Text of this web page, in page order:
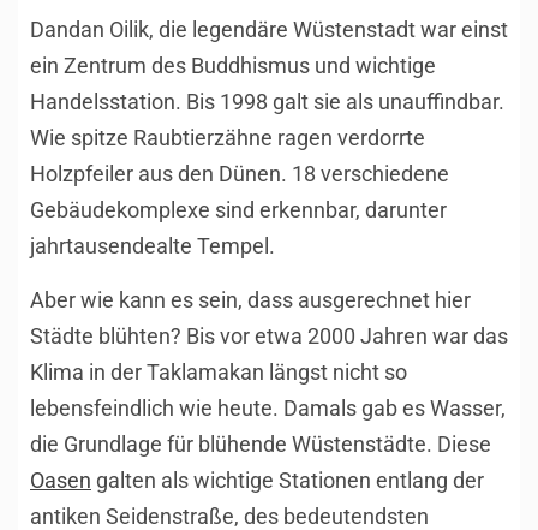
Dandan Oilik, die legendäre Wüstenstadt war einst
ein Zentrum des Buddhismus und wichtige
Handelsstation. Bis 1998 galt sie als unauffindbar.
Wie spitze Raubtierzähne ragen verdorrte
Holzpfeiler aus den Dünen. 18 verschiedene
Gebäudekomplexe sind erkennbar, darunter
jahrtausendealte Tempel.
Aber wie kann es sein, dass ausgerechnet hier
Städte blühten? Bis vor etwa 2000 Jahren war das
Klima in der Taklamakan längst nicht so
lebensfeindlich wie heute. Damals gab es Wasser,
die Grundlage für blühende Wüstenstädte. Diese
Oasen galten als wichtige Stationen entlang der
antiken Seidenstraße, des bedeutendsten